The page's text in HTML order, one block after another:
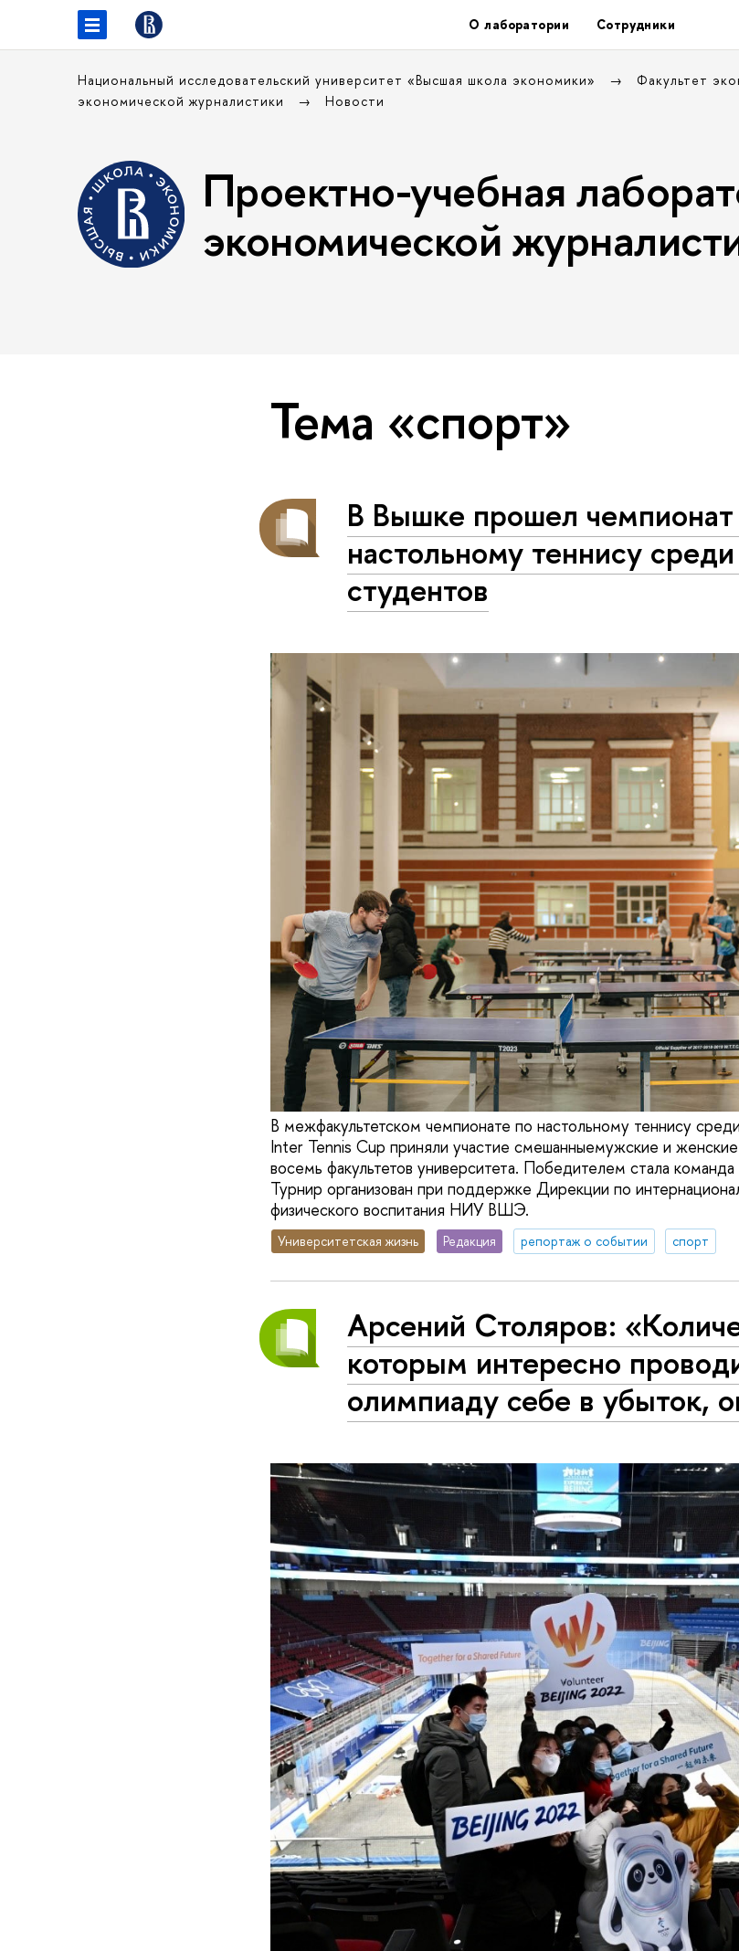
О лаборатории Сотрудники
Национальный исследовательский университет «Высшая школа экономики» Факультет
экономической журналистики
Новости
Проектно-учебная
экономической
Тема «спорт»
В Вышке прошел
настольному теннису
студентов
В межфакультетском чемпионате по настольному теннису
Inter Tennis Cup приняли участие смешанныемужские и
восемь факультетов университета. Победителем стала команда
Турнир организован при поддержке Дирекции по
физического воспитания НИУ ВШЭ.
Университетская жизнь Редакция репортаж о событии спорт
Арсений Столяров:
которым интересно
олимпиаду себе в убыток,